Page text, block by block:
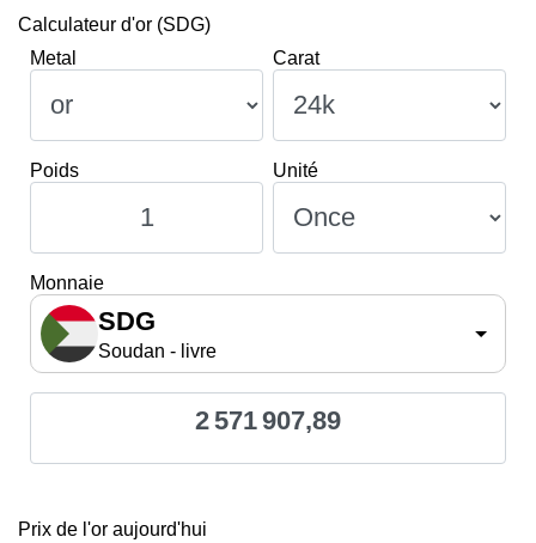
Calculateur d'or (SDG)
Metal
Carat
Poids Unité
Monnaie
SDG
Soudan - livre
2 571 907,89
Prix de l'or aujourd'hui